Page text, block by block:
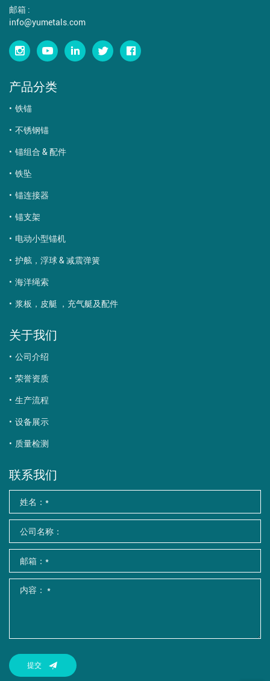
邮箱 :
info@yumetals.com
产品分类
铁锚
不锈钢锚
锚组合 & 配件
铁坠
锚连接器
锚支架
电动小型锚机
护舷，浮球 & 减震弹簧
海洋绳索
浆板，皮艇 ，充气艇及配件
关于我们
公司介绍
荣誉资质
生产流程
设备展示
质量检测
联系我们
提交